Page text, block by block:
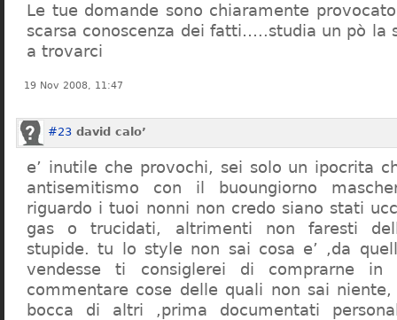
Le tue domande sono chiaramente
scarsa conoscenza dei fatti…..studia un pò la
a trovarci
19 Nov 2008, 11:47
#23 david calo’
e’ inutile che provochi, sei solo un ipocrita
antisemitismo con il buoungiorno
riguardo i tuoi nonni non credo siano stati
gas o trucidati, altrimenti non faresti
stupide. tu lo style non sai cosa e’ ,da
vendesse ti consiglerei di comprarne in
commentare cose delle quali non sai
bocca di altri ,prima documentati